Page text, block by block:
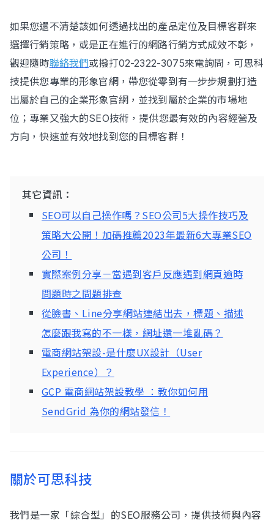
如果您還不清楚該如何透過找出的產品定位及目標客群來
選擇行銷策略，或是正在進行的網路行銷方式成效不彰，
觀迎隨時聯絡我們或撥打02-2322-3075來電詢問，可思科
技提供您專業的形象官網，帶您從零到有一步步規劃打造
出屬於自己的企業形象官網，並找到屬於企業的市場地
位；專業又強大的SEO技術，提供您最有效的內容經營及
方向，快速並有效地找到您的目標客群！
其它資訊：
SEO可以自己操作嗎？SEO公司5大操作技巧及
策略大公開！加碼推薦2023年最新6大專業SEO
公司！
實際案例分享－當遇到客戶反應遇到網頁逾時
問題時之問題排查
從臉書、Line分享網站連結出去，標題、描述
怎麼跟我寫的不一樣，網址還一堆亂碼？
電商網站架設-是什麼UX設計（User
Experience）？
GCP 電商網站架設教學 ：教你如何用
SendGrid 為你的網站發信！
關於可思科技
我們是一家「綜合型」的SEO服務公司，提供技術與內容